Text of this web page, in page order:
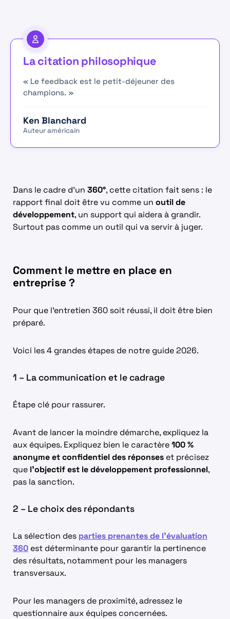
La citation philosophique
« Le feedback est le petit-déjeuner des
champions. »
Ken Blanchard
Auteur américain
Dans le cadre d’un 360°, cette citation fait sens : le
rapport final doit être vu comme un outil de
développement, un support qui aidera à grandir.
Surtout pas comme un outil qui va servir à juger.
Comment le mettre en place en
entreprise ?
Pour que l’entretien 360 soit réussi, il doit être bien
préparé.
Voici les 4 grandes étapes de notre guide 2026.
1 – La communication et le cadrage
Étape clé pour rassurer.
Avant de lancer la moindre démarche, expliquez la
aux équipes. Expliquez bien le caractère100 %
anonyme et confidentiel des réponses et précisez
que l’objectif est le développement professionnel,
pas la sanction.
2 – Le choix des répondants
La sélection des parties prenantes de l’évaluation
360 est déterminante pour garantir la pertinence
des résultats, notamment pour les managers
transversaux.
Pour les managers de proximité, adressez le
questionnaire aux équipes concernées.